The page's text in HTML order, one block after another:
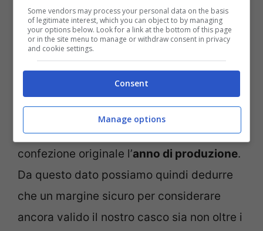
due taglie rispetto al momento
dell’acquisto.
Ma come fare se non ricordiamo
esattamente quando abbiamo acquistato il
nostro casco? La soluzione è semplice:
ogni prodotto reca al suo interno o sulla
confezione originale l’anno di produzione.
Da questo dato possiamo quindi dedurre
che un margine sicuro per considerare
ancora valido il nostro casco sia non oltre i
Some vendors may process your personal data on the basis
of legitimate interest, which you can object to by managing
your options below. Look for a link at the bottom of this page
or in the site menu to manage or withdraw consent in privacy
and cookie settings.
Consent
Manage options